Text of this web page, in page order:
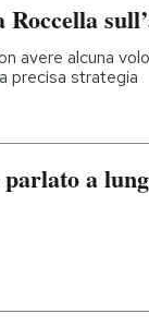
Roccella
avere alcuna
precisa strategia
a